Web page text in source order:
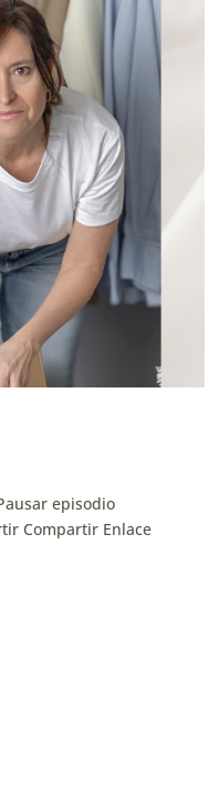
episodio
Compartir Enlace